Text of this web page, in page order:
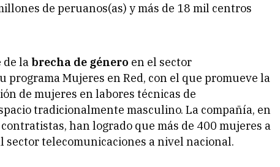
de peruanos(as) y más de 18 mil centros
de la brecha de género en el sector
programa Mujeres en Red, con el que promueve la
de mujeres en labores técnicas de
tradicionalmente masculino. La compañía, en
han logrado que más de 400 mujeres a
sector telecomunicaciones a nivel nacional.